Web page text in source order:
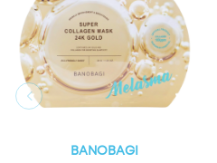
BANOBAGI